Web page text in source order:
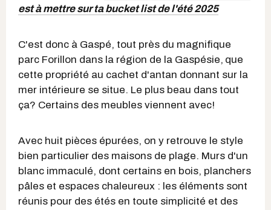
est à mettre sur ta bucket list de l'été 2025
C'est donc à Gaspé, tout près du magnifique
parc Forillon dans la région de la Gaspésie, que
cette propriété au cachet d'antan donnant sur la
mer intérieure se situe. Le plus beau dans tout
ça? Certains des meubles viennent avec!
Avec huit pièces épurées, on y retrouve le style
bien particulier des maisons de plage. Murs d'un
blanc immaculé, dont certains en bois, planchers
pâles et espaces chaleureux : les éléments sont
réunis pour des étés en toute simplicité et des